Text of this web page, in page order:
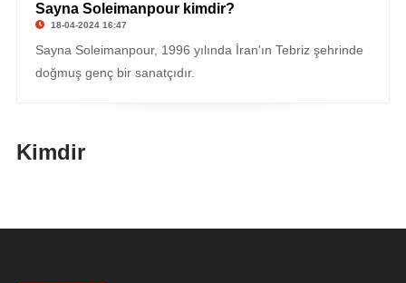
Sayna Soleimanpour kimdir?
18-04-2024 16:47
Sayna Soleimanpour, 1996 yılında İran'ın Tebriz şehrinde
doğmuş genç bir sanatçıdır.
Kimdir